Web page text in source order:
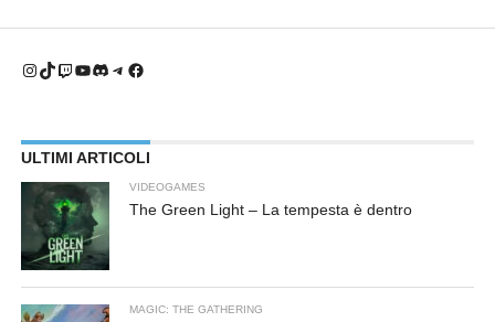
Instagram
TikTok
Twitch
YouTube
Discord
Telegram
Facebook
ULTIMI ARTICOLI
VIDEOGAMES
The Green Light – La tempesta è dentro
MAGIC: THE GATHERING